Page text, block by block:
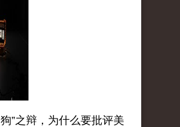
”之辩，为什么要批评美